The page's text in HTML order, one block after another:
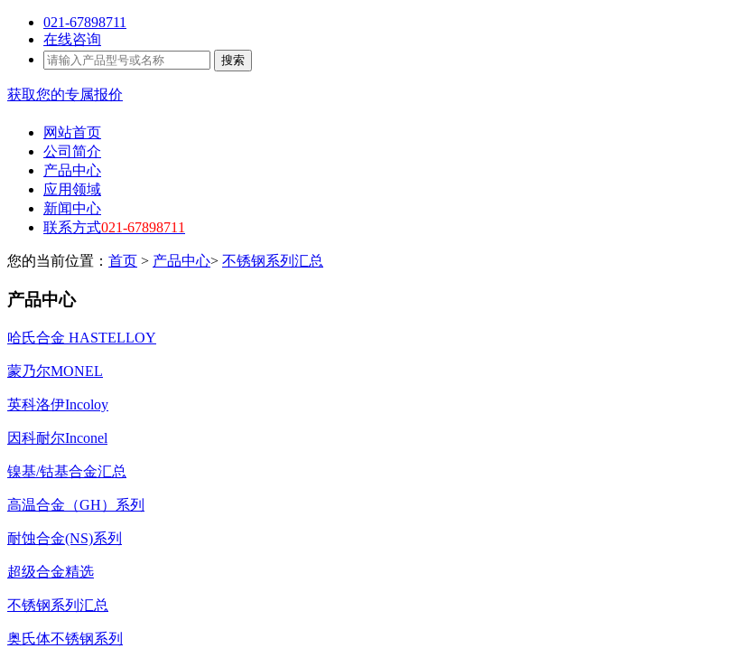
021-67898711
在线咨询
搜索
获取您的专属报价
网站首页
公司简介
产品中心
应用领域
新闻中心
联系方式021-67898711
您的当前位置： 首页 > 产品中心> 不锈钢系列汇总
产品中心
哈氏合金 HASTELLOY
蒙乃尔MONEL
英科洛伊Incoloy
因科耐尔Inconel
镍基/钴基合金汇总
高温合金（GH）系列
耐蚀合金(NS)系列
超级合金精选
不锈钢系列汇总
奥氏体不锈钢系列